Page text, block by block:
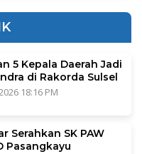
5 Kepala Daerah Jadi
di Rakorda Sulsel
18:16 PM
Serahkan SK PAW
Pasangkayu